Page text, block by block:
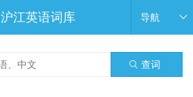
沪江英语词库 导航
查词